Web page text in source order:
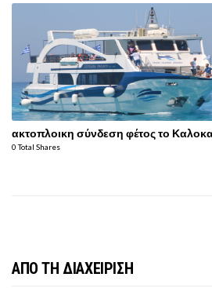
ακτοπλοικη σύνδεση φέτος το
0 Total Shares
ΑΠΟ ΤΗ ΔΙΑΧΕΙΡΙΣΗ